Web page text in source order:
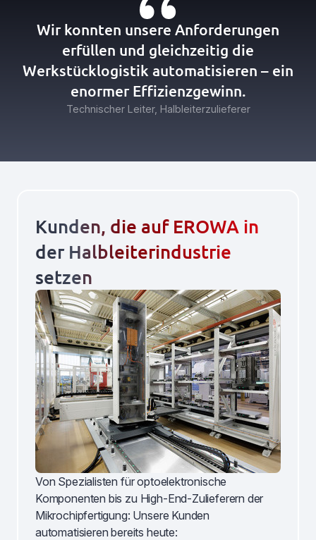
Wir konnten unsere Anforderungen
erfüllen und gleichzeitig die
Werkstücklogistik automatisieren – ein
enormer Effizienzgewinn.
Technischer Leiter, Halbleiterzulieferer
Kunden, die auf EROWA in
der Halbleiterindustrie
setzen
Von Spezialisten für optoelektronische
Komponenten bis zu High-End-Zulieferern der
Mikrochipfertigung: Unsere Kunden
automatisieren bereits heute: